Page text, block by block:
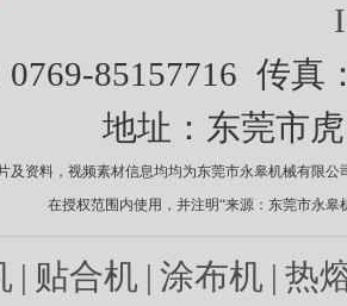
85157716 传真
地址：东莞市
及资料，视频素材信息均均为东莞市永皋机械有限
在授权范围内使用，并注明“来源：东莞市永
| 贴合机 | 涂布机 | 热